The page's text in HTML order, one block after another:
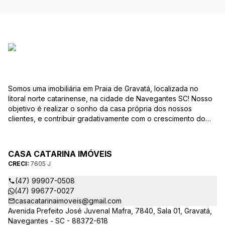
Somos uma imobiliária em Praia de Gravatá, localizada no
litoral norte catarinense, na cidade de Navegantes SC! Nosso
objetivo é realizar o sonho da casa própria dos nossos
clientes, e contribuir gradativamente com o crescimento do
CASA CATARINA IMÓVEIS
CRECI: 7605 J
(47) 99907-0508
(47) 99677-0027
casacatarinaimoveis@gmail.com
Avenida Prefeito José Juvenal Mafra, 7840, Sala 01, Gravatá,
Navegantes - SC - 88372-618